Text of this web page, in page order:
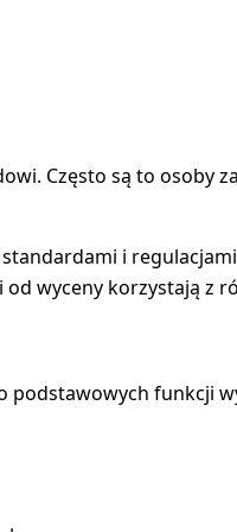
są to
i
wyceny
podstawowych funkcji